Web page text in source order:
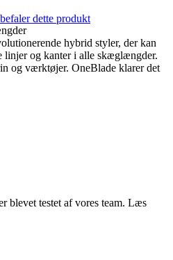
dette produkt
hybrid styler, der kan
linjer og kanter i alle skæglængder.
og værktøjer. OneBlade klarer det
blevet testet af vores team. Læs